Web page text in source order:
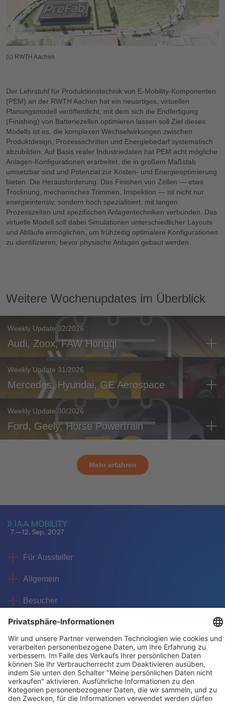
(c) RWTH Aachen
Der Lehrstuhl für Produktionstechnik von E-Mobility-Komponenten
(PEM) an der RWTH Aachen hat ein neuartiges, virtuellen
Planungsmodell veröffentlicht, mit dem sich die Endfertigung
(Finishing) von Batteriezellen optimieren lassen soll.Ziel dieses
Modells ist es, die komplexen Wechselwirkungen zwischen
Produktdesign, Prozessschritten und Energiebedarf systematisch
abzubilden. Auf Basis realer Industrie­daten hat PEM acht mögliche
Anlagen-Konfigurationen erarbeitet, die in großem Maßstab
umsetzbar sind und Potenzial zur Kosten- und Energieoptimierung
bieten. Die Herausforderung: Das Finishen von Zellen — etwa
Trocknung, mechanisches Trimmen, Inspektion — ist nicht nur
energieintensiv, sondern hoch spezialisiert, mit langen
Prozesszeiten und spezifischen Anlagentechniken verbunden. Das
virtuelle Modell soll dabei Simulationen unterschiedlicher Layouts
und Abläufe ermöglichen, um frühzeitig optimalere Konfigurationen
zu identifizieren, bevor physische Anlagen gebaut werden.
Weitere Wochenupdates im Überblick
Weekly Update 32/2026
Audi, Zoox, FAW Hongqi
Weekly Update 31/2026
Mercedes, Hyundai, GE Aerospace
Weekly Update 30/2026
Ford, Geely, Horse Powertrain
Mehr erfahren
Für Aussteller
Allgemein
Besucher
Service
Impressum
Datenschutz
Privatsphäre/Cookies
© IAA MOBILITY